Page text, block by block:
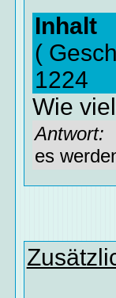
Inhalt
(
1224
Wie
Antwort:
es